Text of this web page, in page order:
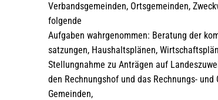
Verbandsgemeinden, Ortsgemeinden,
folgende
Aufgaben wahrgenommen: Beratung der
satzungen, Haushaltsplänen,
Stellungnahme zu Anträgen auf
den Rechnungshof und das Rechnungs-
Gemeinden,